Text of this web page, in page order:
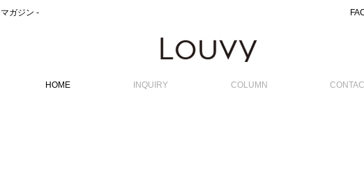
HOME INQUIRY COLUMN
ガジン -